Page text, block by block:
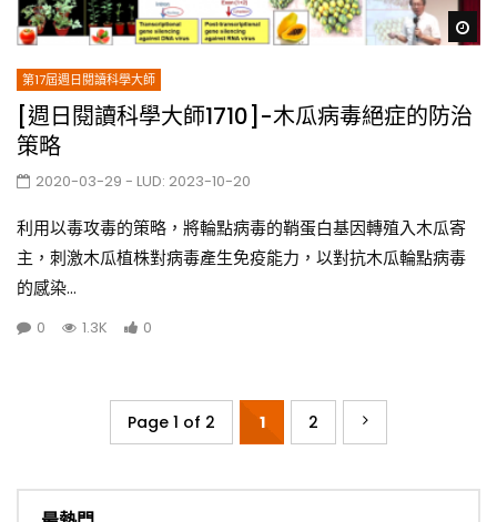
第17屆週日閱讀科學大師
[週日閱讀科學大師1710]-木瓜病毒絕症的防治
策略
2020-03-29 - LUD: 2023-10-20
利用以毒攻毒的策略，將輪點病毒的鞘蛋白基因轉殖入木瓜寄
主，刺激木瓜植株對病毒產生免疫能力，以對抗木瓜輪點病毒
的感染...
0 1.3K 0
Page 1 of 2 1 2